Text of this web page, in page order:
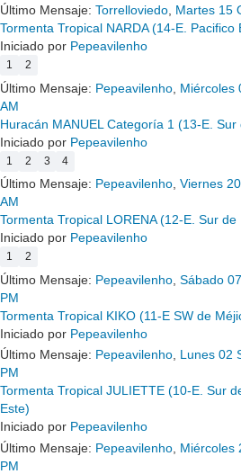
Último Mensaje: Torrelloviedo Martes 15
Tormenta Tropical NARDA (14-E. Pacifico
Iniciado por Pepeavilenho
1 2
Último Mensaje: Pepeavilenho Miércoles
AM
Huracán MANUEL Categoría 1 (13-E.
Iniciado por Pepeavilenho
1 2 3 4
Último Mensaje: Pepeavilenho Viernes
AM
Tormenta Tropical LORENA (12-E. Sur
Iniciado por Pepeavilenho
1 2
Último Mensaje: Pepeavilenho Sábado
PM
Tormenta Tropical KIKO (11-E SW de
Iniciado por Pepeavilenho
Último Mensaje: Pepeavilenho, Lunes 02
PM
Tormenta Tropical JULIETTE (10-E. Sur
Este)
Iniciado por Pepeavilenho
Último Mensaje: Pepeavilenho Miércoles
PM